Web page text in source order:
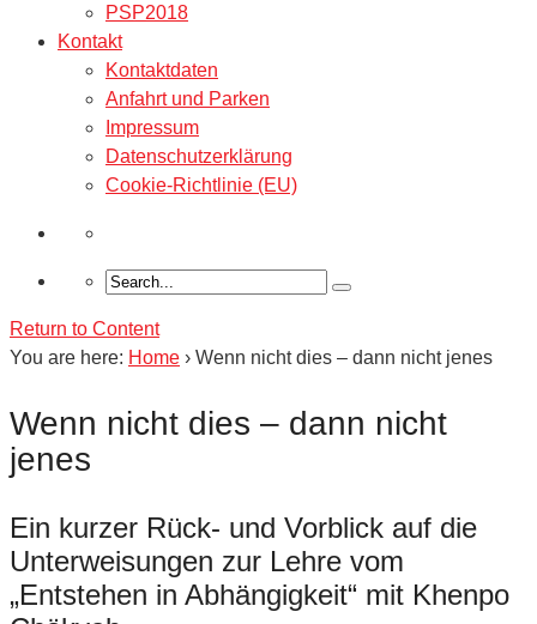
PSP2018
Kontakt
Kontaktdaten
Anfahrt und Parken
Impressum
Datenschutzerklärung
Cookie-Richtlinie (EU)
Return to Content
You are here: Home › Wenn nicht dies – dann nicht jenes
Wenn nicht dies – dann nicht
jenes
Ein kurzer Rück- und Vorblick auf die
Unterweisungen zur Lehre vom
„Entstehen in Abhängigkeit“ mit Khenpo